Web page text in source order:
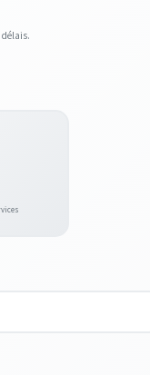
délais.